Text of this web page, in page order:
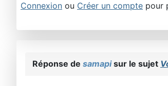
Connexion ou Créer un compte pour
Réponse de samapisur le sujet